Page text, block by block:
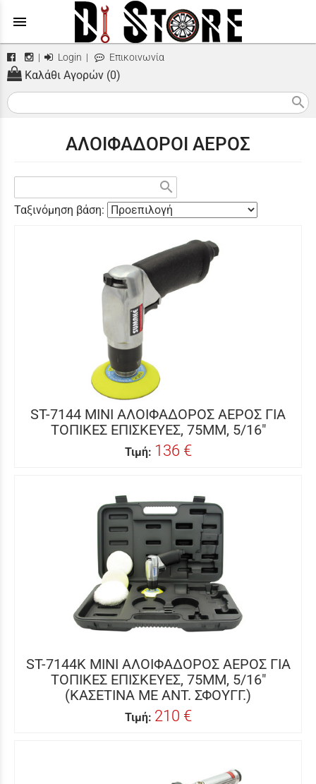
menu
| Login | Επικοινωνία
Καλάθι Αγορών (0)
search
ΑΛΟΙΦΑΔΟΡΟΙ ΑΕΡΟΣ
search
Ταξινόμηση βάση:
ST-7144 MINI ΑΛΟΙΦΑΔΟΡΟΣ ΑΕΡΟΣ ΓΙΑ
ΤΟΠΙΚΕΣ ΕΠΙΣΚΕΥΕΣ, 75MM, 5/16"
Τιμή: 136 €
ST-7144K MINI ΑΛΟΙΦΑΔΟΡΟΣ ΑΕΡΟΣ ΓΙΑ
ΤΟΠΙΚΕΣ ΕΠΙΣΚΕΥΕΣ, 75MM, 5/16"
(ΚΑΣΕΤΙΝΑ ΜΕ ΑΝΤ. ΣΦΟΥΓΓ.)
Τιμή: 210 €